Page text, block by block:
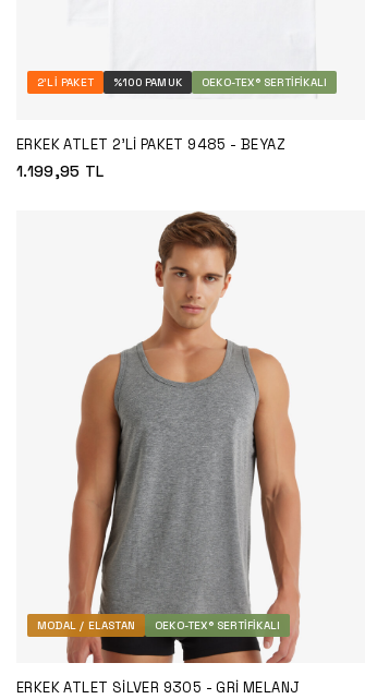
2'LI PAKET %100 PAMUK OEKO-TEX® SERTIFIKALI
ERKEK ATLET 2'LI PAKET 9485 - BEYAZ
1.199,95 TL
MODAL / ELASTAN OEKO-TEX® SERTIFIKALI
ERKEK ATLET SILVER 9305 - GRI MELANJ